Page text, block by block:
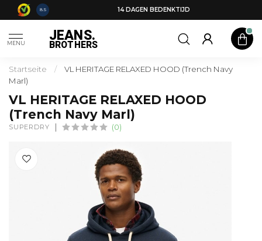
8.5 14 DAGEN BEDENKTIJD
MENU JEANS.
BROTHERS
Startseite /
VL HERITAGE RELAXED HOOD (Trench Navy
Marl)
VL HERITAGE RELAXED HOOD
(Trench Navy Marl)
SUPERDRY (0)